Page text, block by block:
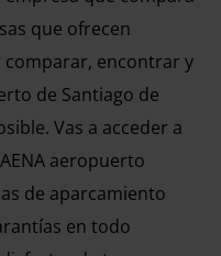
que ofrecen
comparar, encontrar y
de Santiago de
Vas a acceder a
aeropuerto
de aparcamiento
en todo